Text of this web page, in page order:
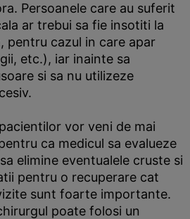
Persoanele care au suferit
ar trebui sa fie insotiti la
pentru cazul in care apar
etc.), iar inainte sa
si sa nu utilizeze
vor veni de mai
ca medicul sa evalueze
elimine eventualele cruste si
pentru o recuperare cat
sunt foarte importante.
poate folosi un